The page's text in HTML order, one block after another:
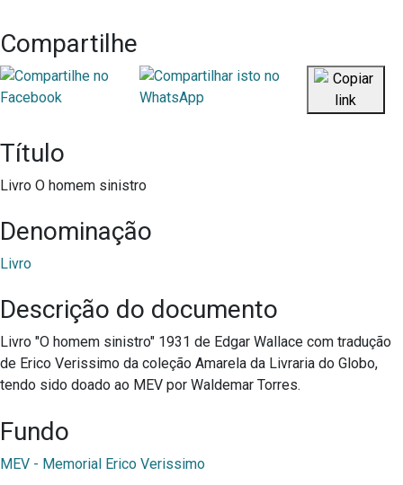
Compartilhe
Título
Livro O homem sinistro
Denominação
Livro
Descrição do documento
Livro "O homem sinistro" 1931 de Edgar Wallace com tradução
de Erico Verissimo da coleção Amarela da Livraria do Globo,
tendo sido doado ao MEV por Waldemar Torres.
Fundo
MEV - Memorial Erico Verissimo